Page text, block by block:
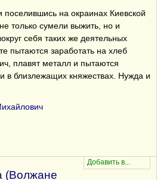
на окраинах Киевской
только сумели выжить, но и
себя таких же деятельных
пытаются заработать на хлеб
плавят металл и пытаются
в близлежащих княжествах. Нужда и
(Волжане